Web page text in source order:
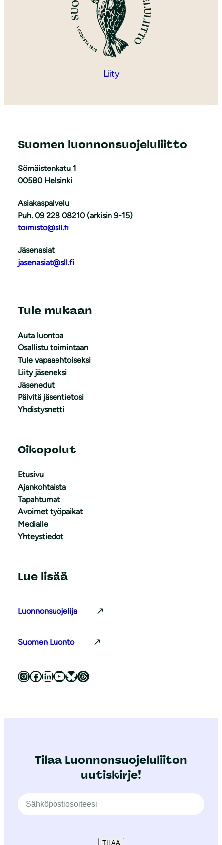
Liity
Suomen luonnonsuojeluliitto
Sörnäistenkatu 1
00580 Helsinki
Asiakaspalvelu
Puh. 09 228 08210 (arkisin 9-15)
toimisto@sll.fi
Jäsenasiat
jasenasiat@sll.fi
Tule mukaan
Auta luontoa
Osallistu toimintaan
Tule vapaaehtoiseksi
Liity jäseneksi
Jäsenedut
Päivitä jäsentietosi
Yhdistysnetti
Oikopolut
Etusivu
Ajankohtaista
Tapahtumat
Avoimet työpaikat
Medialle
Yhteystiedot
Lue lisää
Luonnonsuojelija
Suomen Luonto
Luonnonsuojeluliitto Instagramissa Luonnonsuojeluliitto Facebookissa Luonnonsuojeluliitto LinkedInissä Luonnonsuojeluliiton YouTube-kanava Luonnonsuojeluliitto Blueskyssa Luonnonsuojeluliitto Threadsissa
Tilaa Luonnonsuojeluliiton
uutiskirje!
TILAA